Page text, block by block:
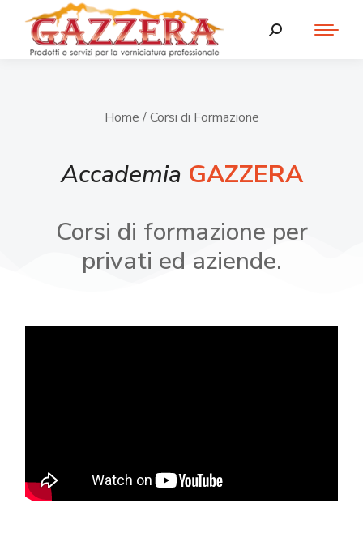
Home / Corsi di Formazione
Accademia GAZZERA
Corsi di formazione per
privati ed aziende.